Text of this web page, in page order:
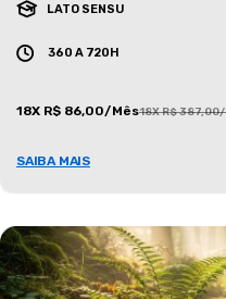
LATO SENSU
360 A 720H
18X R$ 86,00/Mês18X R$ 387,00/
SAIBA MAIS